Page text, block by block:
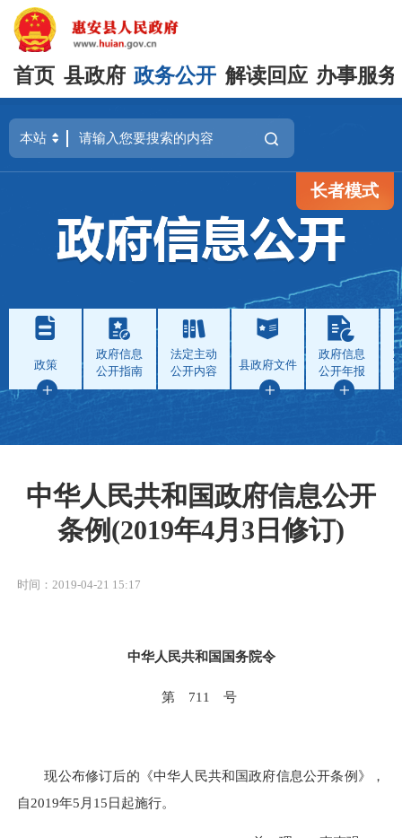
首页 县政府 政务公开 解读回应 办事服务
长者模式
政策
政府信息
公开指南
法定主动
公开内容
县政府文件
政府信息
公开年报
中华人民共和国政府信息公开
条例(2019年4月3日修订)
时间：2019-04-21 15:17
中华人民共和国国务院令
第 711 号
现公布修订后的《中华人民共和国政府信息公开条例》，
自2019年5月15日起施行。